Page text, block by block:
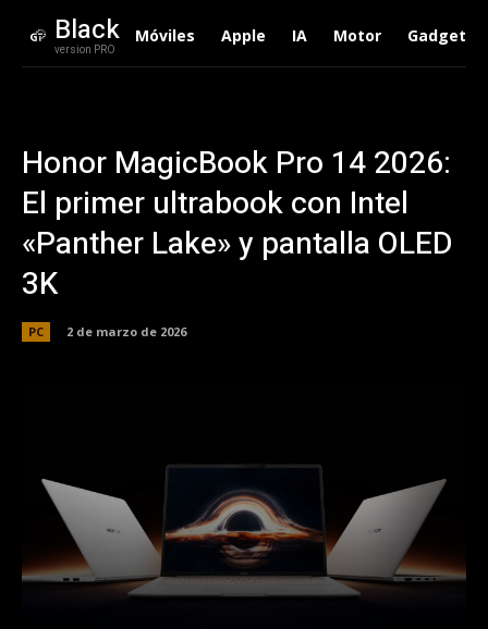
Black
version PRO
Móviles Apple IA Motor Gadgets
Honor MagicBook Pro 14 2026:
El primer ultrabook con Intel
«Panther Lake» y pantalla OLED
3K
PC 2 de marzo de 2026